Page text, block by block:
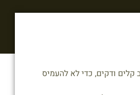
קלים ודקים, כדי לא להעמיס